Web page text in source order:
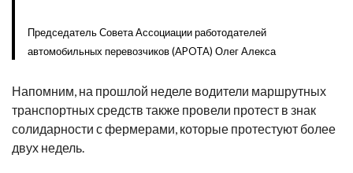
Председатель Совета Ассоциации работодателей
автомобильных перевозчиков (APOTA) Олег Алекса
Напомним, на прошлой неделе водители маршрутных
транспортных средств также провели протест в знак
солидарности с фермерами, которые протестуют более
двух недель.